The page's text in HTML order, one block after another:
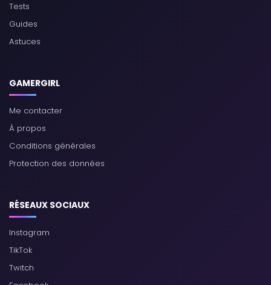
Tests
Guides
Astuces
GAMERGIRL
Me contacter
À propos
Conditions générales
Protection des données
RÉSEAUX SOCIAUX
Instagram
TikTok
Twitch